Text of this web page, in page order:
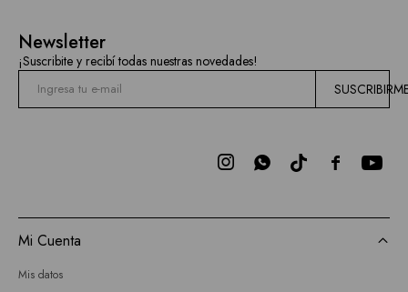
Newsletter
¡Suscribite y recibí todas nuestras novedades!

 
Mi Cuenta
Mis datos